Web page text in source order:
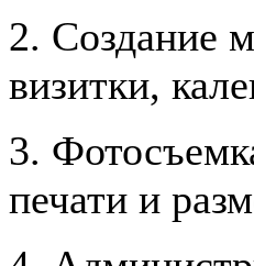
2. Создание
визитки,
3.
печати и